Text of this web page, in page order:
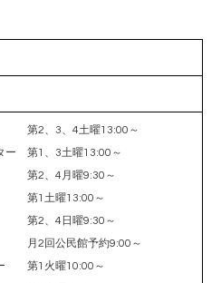
第2、3、4土曜13:00～
ー 第1、3土曜13:00～
曜9:30～
第1土曜13:00～
曜9:30～
2回公民館予約9:00～
第1火曜10:00～